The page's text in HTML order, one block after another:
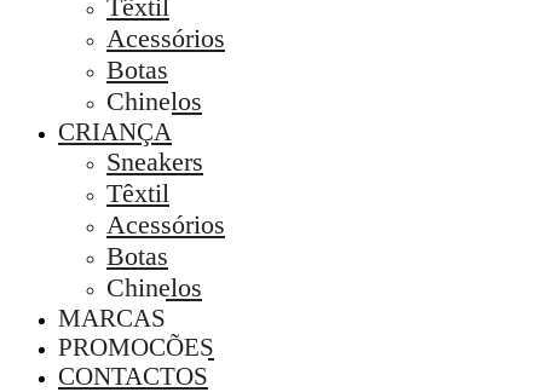
Têxtil
Acessórios
Botas
Chinelos
CRIANÇA
Sneakers
Têxtil
Acessórios
Botas
Chinelos
MARCAS
PROMOÇÕES
CONTACTOS